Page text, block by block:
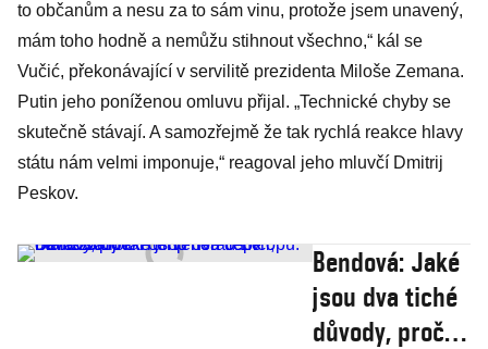
to občanům a nesu za to sám vinu, protože jsem unavený,
mám toho hodně a nemůžu stihnout všechno,“ kál se
Vučić, překonávající v servilitě prezidenta Miloše Zemana.
Putin jeho poníženou omluvu přijal. „Technické chyby se
skutečně stávají. A samozřejmě že tak rychlá reakce hlavy
státu nám velmi imponuje,“ reagoval jeho mluvčí Dmitrij
Peskov.
Bendová: Jaké
jsou dva tiché
důvody, proč